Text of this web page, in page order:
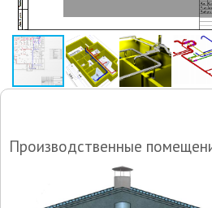
Производственные